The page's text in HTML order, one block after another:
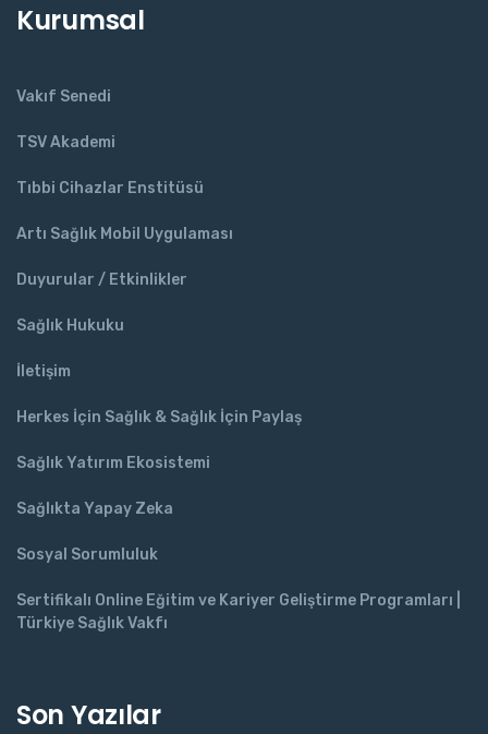
Kurumsal
Vakıf Senedi
TSV Akademi
Tıbbi Cihazlar Enstitüsü
Artı Sağlık Mobil Uygulaması
Duyurular / Etkinlikler
Sağlık Hukuku
İletişim
Herkes İçin Sağlık & Sağlık İçin Paylaş
Sağlık Yatırım Ekosistemi
Sağlıkta Yapay Zeka
Sosyal Sorumluluk
Sertifikalı Online Eğitim ve Kariyer Geliştirme Programları |
Türkiye Sağlık Vakfı
Son Yazılar